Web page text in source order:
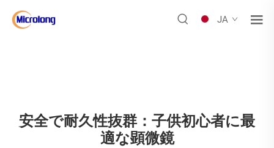
JA
安全で耐久性抜群：子供初心者に最
適な顕微鏡